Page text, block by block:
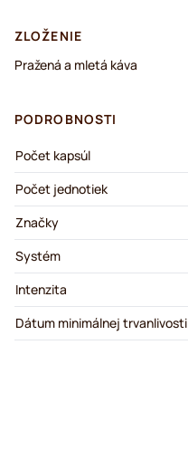
ZLOŽENIE
Pražená a mletá káva
PODROBNOSTI
Počet kapsúl
Počet jednotiek
Značky
Systém
Intenzita
Dátum minimálnej trvanlivosti